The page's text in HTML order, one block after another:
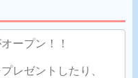
ープン！！
レゼントしたり、